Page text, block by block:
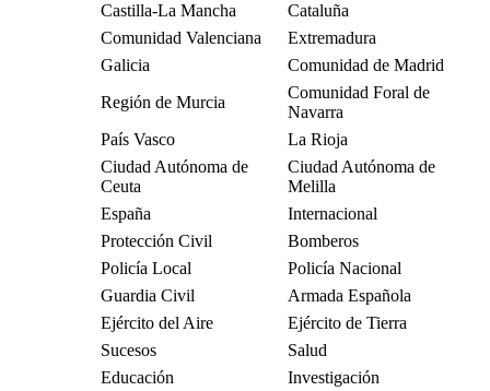
Castilla-La Mancha
Cataluña
Comunidad Valenciana
Extremadura
Galicia
Comunidad de Madrid
Región de Murcia
Comunidad Foral de
Navarra
País Vasco
La Rioja
Ciudad Autónoma de
Ceuta
Ciudad Autónoma de
Melilla
España
Internacional
Protección Civil
Bomberos
Policía Local
Policía Nacional
Guardia Civil
Armada Española
Ejército del Aire
Ejército de Tierra
Sucesos
Salud
Educación
Investigación